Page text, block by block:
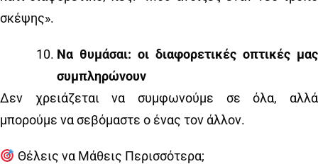
σκέψης».
Να θυμάσαι: οι διαφορετικές οπτικές μας
συμπληρώνουν
Δεν χρειάζεται να συμφωνούμε σε όλα, αλλά
μπορούμε να σεβόμαστε ο ένας τον άλλον.
Θέλεις να Μάθεις Περισσότερα;